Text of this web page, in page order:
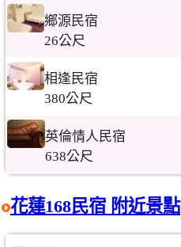
鄉源民宿
26公尺
相逢民宿
380公尺
英倫情人民宿
638公尺
花蓮168民宿 附近景點